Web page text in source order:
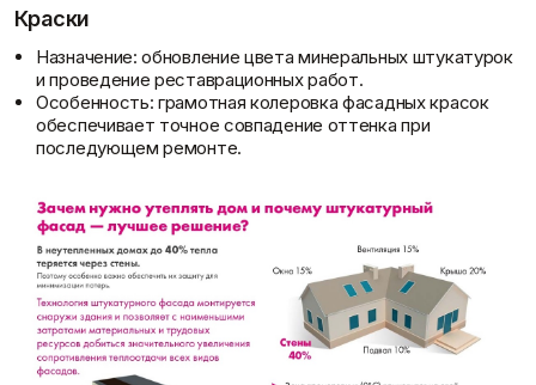
Краски
Назначение: обновление цвета минеральных штукатурок
и проведение реставрационных работ.
Особенность: грамотная колеровка фасадных красок
обеспечивает точное совпадение оттенка при
последующем ремонте.